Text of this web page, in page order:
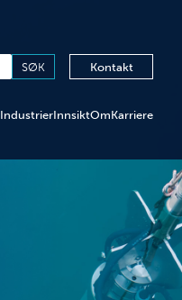
Kontakt
IndustrierInnsiktOmKarriere